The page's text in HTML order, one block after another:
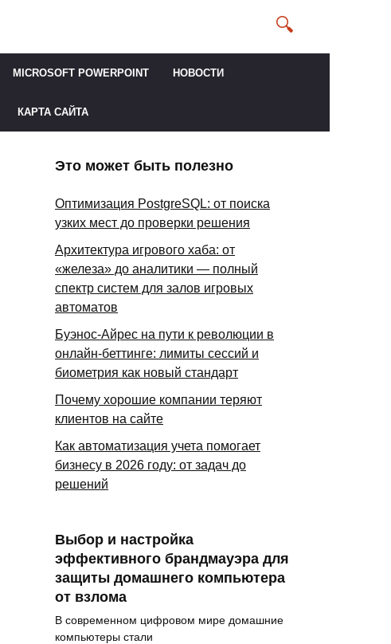
MICROSOFT POWERPOINT НОВОСТИ
КАРТА САЙТА
Это может быть полезно
Оптимизация PostgreSQL: от поиска
узких мест до проверки решения
Архитектура игрового хаба: от
«железа» до аналитики — полный
спектр систем для залов игровых
автоматов
Буэнос-Айрес на пути к революции в
онлайн-беттинге: лимиты сессий и
биометрия как новый стандарт
Почему хорошие компании теряют
клиентов на сайте
Как автоматизация учета помогает
бизнесу в 2026 году: от задач до
решений
Выбор и настройка
эффективного брандмауэра для
защиты домашнего компьютера
от взлома
В современном цифровом мире домашние
компьютеры стали